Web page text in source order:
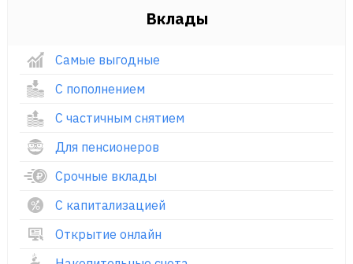
Вклады
Самые выгодные
С пополнением
С частичным снятием
Для пенсионеров
Срочные вклады
С капитализацией
Открытие онлайн